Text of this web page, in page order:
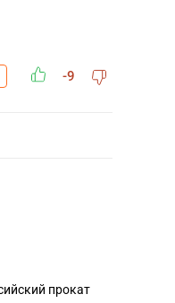
-9
прокат
СКАЧАТЬ НА